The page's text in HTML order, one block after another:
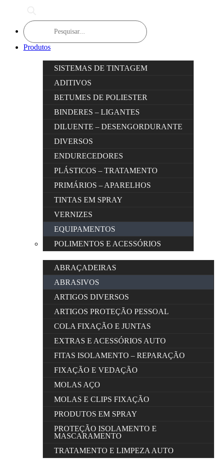
Products
search
Produtos
SISTEMAS DE TINTAGEM
ADITIVOS
BETUMES DE POLIESTER
BINDERES – LIGANTES
DILUENTE – DESENGORDURANTE
DIVERSOS
ENDURECEDORES
PLÁSTICOS – TRATAMENTO
PRIMÁRIOS – APARELHOS
TINTAS EM SPRAY
VERNIZES
EQUIPAMENTOS
POLIMENTOS E ACESSÓRIOS
ABRAÇADEIRAS
ABRASIVOS
ARTIGOS DIVERSOS
ARTIGOS PROTEÇÃO PESSOAL
COLA FIXAÇÃO E JUNTAS
EXTRAS E ACESSÓRIOS AUTO
FITAS ISOLAMENTO – REPARAÇÃO
FIXAÇÃO E VEDAÇÃO
MOLAS AÇO
MOLAS E CLIPS FIXAÇÃO
PRODUTOS EM SPRAY
PROTEÇÃO ISOLAMENTO E
MASCARAMENTO
TRATAMENTO E LIMPEZA AUTO